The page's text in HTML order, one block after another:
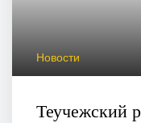
Новости
Теучежский